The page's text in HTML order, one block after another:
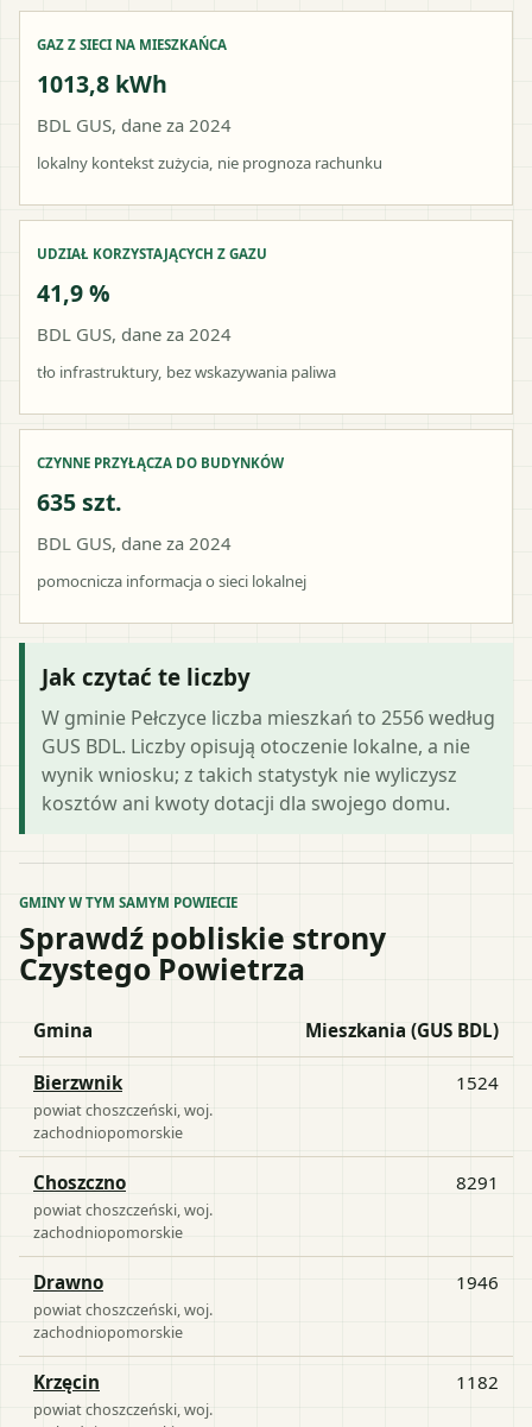
GAZ Z SIECI NA MIESZKAŃCA
1013,8 kWh
BDL GUS, dane za 2024
lokalny kontekst zużycia, nie prognoza rachunku
UDZIAŁ KORZYSTAJĄCYCH Z GAZU
41,9 %
BDL GUS, dane za 2024
tło infrastruktury, bez wskazywania paliwa
CZYNNE PRZYŁĄCZA DO BUDYNKÓW
635 szt.
BDL GUS, dane za 2024
pomocnicza informacja o sieci lokalnej
Jak czytać te liczby
W gminie Pełczyce liczba mieszkań to 2556 według
GUS BDL. Liczby opisują otoczenie lokalne, a nie
wynik wniosku; z takich statystyk nie wyliczysz
kosztów ani kwoty dotacji dla swojego domu.
GMINY W TYM SAMYM POWIECIE
Sprawdź pobliskie strony
Czystego Powietrza
Gmina Mieszkania (GUS BDL)
Bierzwnik
powiatchoszczeński , woj.
zachodniopomorskie
1524
Choszczno
powiatchoszczeński , woj.
zachodniopomorskie
8291
Drawno
powiatchoszczeński , woj.
zachodniopomorskie
1946
Krzęcin
powiatchoszczeński , woj.
1182